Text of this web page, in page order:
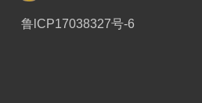
鲁lCP17038327号-6